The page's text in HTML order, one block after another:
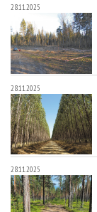
28.11.2025
28.11.2025
28.11.2025